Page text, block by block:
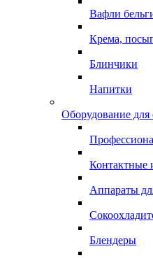
Вафли
Крема,
Блинчики
Напитки
Оборудование для
Контактные
Аппараты
Блендеры